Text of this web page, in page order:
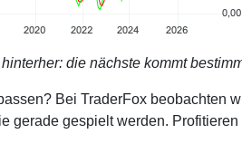
die nächste kommt
Bei TraderFox beobachten
gerade gespielt werden.